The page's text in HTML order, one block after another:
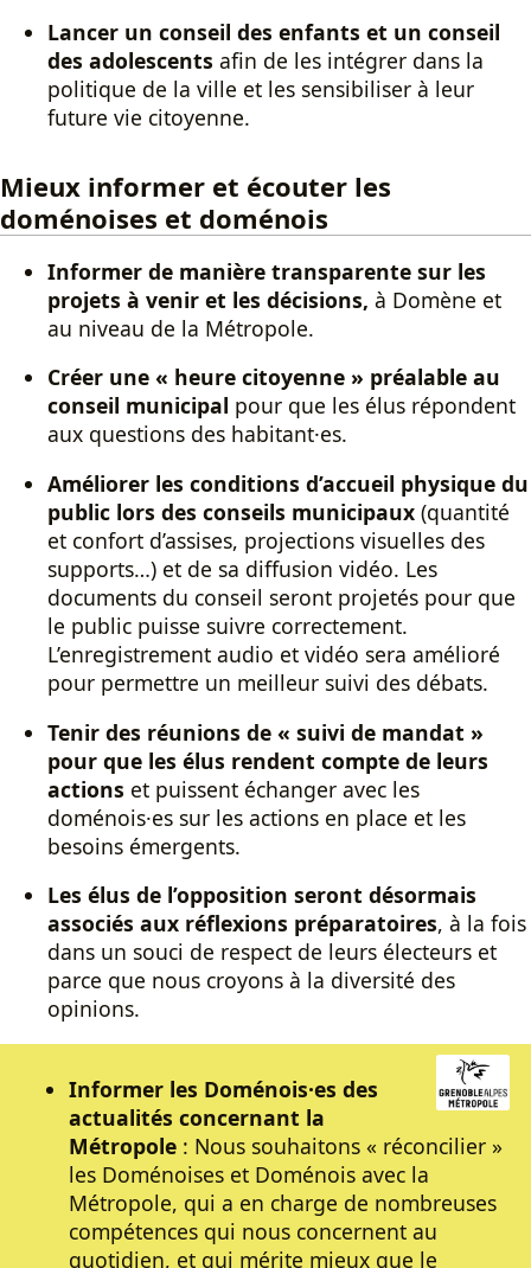
Lancer un conseil des enfants et un conseil
des adolescents afin de les intégrer dans la
politique de la ville et les sensibiliser à leur
future vie citoyenne.
Mieux informer et écouter les
doménoises et doménois
Informer de manière transparente sur les
projets à venir et les décisions, à Domène et
au niveau de la Métropole.
Créer une « heure citoyenne » préalable au
conseil municipal pour que les élus répondent
aux questions des habitant·es.
Améliorer les conditions d’accueil physique du
public lors des conseils municipaux (quantité
et confort d’assises, projections visuelles des
supports…) et de sa diffusion vidéo. Les
documents du conseil seront projetés pour que
le public puisse suivre correctement.
L’enregistrement audio et vidéo sera amélioré
pour permettre un meilleur suivi des débats.
Tenir des réunions de « suivi de mandat »
pour que les élus rendent compte de leurs
actions et puissent échanger avec les
doménois·es sur les actions en place et les
besoins émergents.
Les élus de l’opposition seront désormais
associés aux réflexions préparatoires, à la fois
dans un souci de respect de leurs électeurs et
parce que nous croyons à la diversité des
opinions.
Informer les Doménois·es des
actualités concernant la
Métropole: Nous souhaitons « réconcilier »
les Doménoises et Doménois avec la
Métropole, qui a en charge de nombreuses
compétences qui nous concernent au
quotidien, et qui mérite mieux que le